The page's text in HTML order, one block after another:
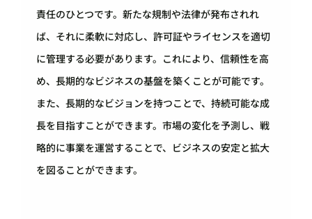
責任のひとつです。新たな規制や法律が発布されれ
ば、それに柔軟に対応し、許可証やライセンスを適切
に管理する必要があります。これにより、信頼性を高
め、長期的なビジネスの基盤を築くことが可能です。
また、長期的なビジョンを持つことで、持続可能な成
長を目指すことができます。市場の変化を予測し、戦
略的に事業を運営することで、ビジネスの安定と拡大
を図ることができます。